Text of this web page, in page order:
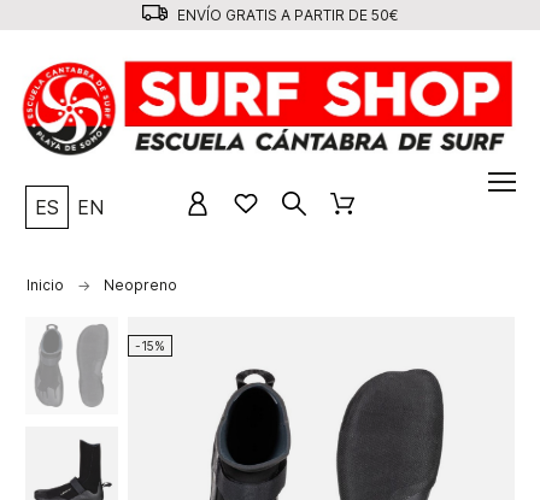
ENVÍO GRATIS A PARTIR DE 50€
ES EN
Inicio Neopreno
-15%